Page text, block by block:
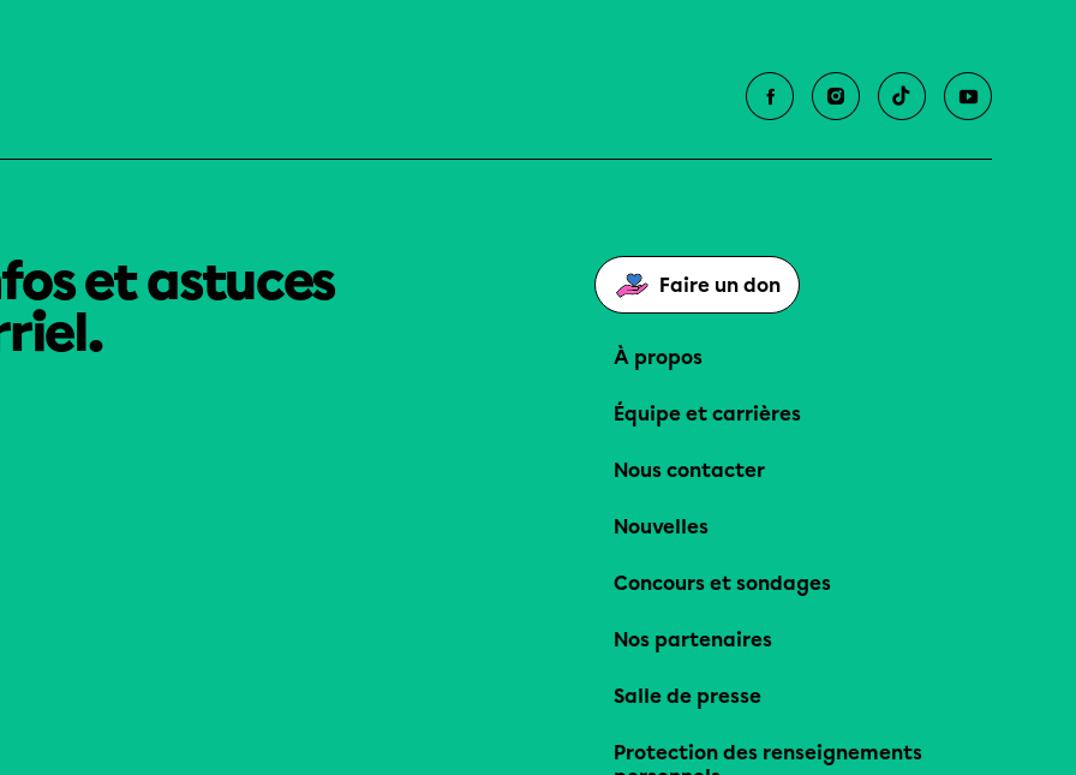
et astuces
Faire un don
À propos
Équipe et carrières
Nous contacter
Nouvelles
Concours et sondages
Nos partenaires
Salle de presse
Protection des renseignements